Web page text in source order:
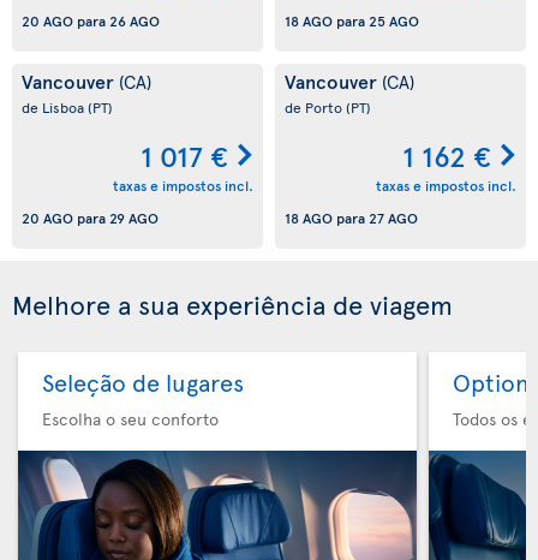
20 AGO para26 AGO
18 AGO para25 AGO
Vancouver (CA)
de Lisboa(PT)
1 017 €
taxas e impostos incl.
20 AGO para29 AGO
Vancouver (CA)
de Porto(PT)
1 162 €
taxas e impostos incl.
18 AGO para27 AGO
Melhore a sua experiência de viagem
Seleção de lugares
Escolha o seu conforto
Option
Todos os